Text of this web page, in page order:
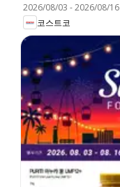
2026/08/03 -2026/08/16
코스트코